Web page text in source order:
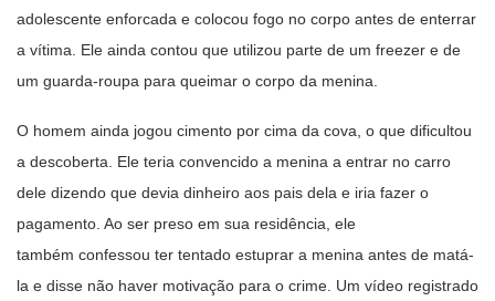
adolescente enforcada e colocou fogo no corpo antes de enterrar
a vítima. Ele ainda contou que utilizou parte de um freezer e de
um guarda-roupa para queimar o corpo da menina.
O homem ainda jogou cimento por cima da cova, o que dificultou
a descoberta. Ele teria convencido a menina a entrar no carro
dele dizendo que devia dinheiro aos pais dela e iria fazer o
pagamento. Ao ser preso em sua residência, ele
também confessou ter tentado estuprar a menina antes de matá-
la e disse não haver motivação para o crime. Um vídeo registrado